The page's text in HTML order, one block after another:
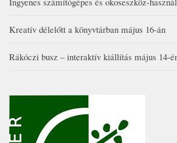
Kreatív délelőtt a könyvtárban május 16-án
Rákóczi busz – interaktív kiállítás május 14-